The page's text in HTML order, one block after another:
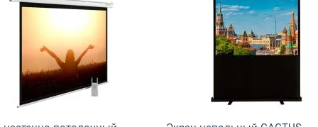
см 16:10 с электроприводом, LMC-100128
потолочный Lumien Eco Control 280x177 см 16:10 с
Открыть товар: Экран настенно-потолочный CACTUS
Открыть